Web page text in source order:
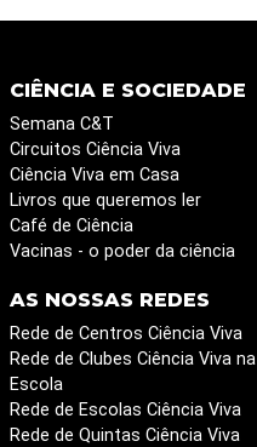
CIÊNCIA E SOCIEDADE
Semana C&T
Circuitos Ciência Viva
Ciência Viva em Casa
Livros que queremos ler
Café de Ciência
Vacinas - o poder da ciência
AS NOSSAS REDES
Rede de Centros Ciência Viva
Rede de Clubes Ciência Viva na
Escola
Rede de Escolas Ciência Viva
Rede de Quintas Ciência Viva